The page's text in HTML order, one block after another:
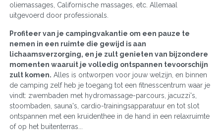
oliemassages, Californische massages, etc. Allemaal
uitgevoerd door professionals.
Profiteer van je campingvakantie om een pauze te
nemen in een ruimte die gewijd is aan
lichaamsverzorging, en je zult genieten van bijzondere
momenten waaruit je volledig ontspannen tevoorschijn
zult komen. Alles is ontworpen voor jouw welzijn, en binnen
de camping zelf heb je toegang tot een fitnesscentrum waar je
vindt: zwembaden met hydromassage-parcours, jacuzzi's,
stoombaden, sauna's, cardio-trainingsapparatuur en tot slot
ontspannen met een kruidenthee in de hand in een relaxruimte
of op het buitenterras...